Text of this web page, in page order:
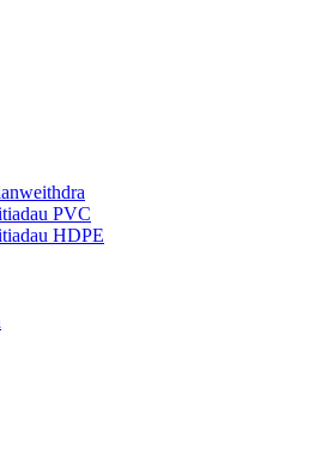
PVC
HDPE